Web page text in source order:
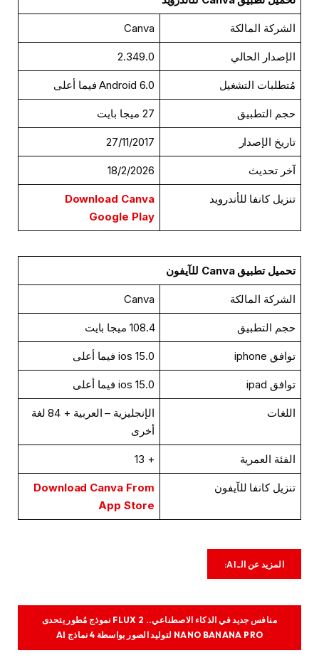
الشركة المالكة Canva
الإصدار الحالي 2.349.0
مُتطلبات التشغيل Android 6.0 فيما أعلى
حجم التطبيق 27 ميجا بايت
تاريخ الإصدار 27/11/2017
آخر تحديث 18/2/2026
تنزيل كانفا للأندرويد
Download Canva
Google Play
تحميل تطبيق Canva للآيفون
الشركة المالكة Canva
حجم التطبيق 108.4 ميجا بايت
توافق iphone ios 15.0 فيما أعلى
توافق ipad ios 15.0 فيما أعلى
اللغات
الإنجليزية – العربية + 84 لغة
أخرى
الفئة العمرية + 13
تنزيل كانفا للآيفون
Download Canva From
App Store
المزيد عن الـ AI:
منافس جديد في الذكاء الاصطناعي.. FLUX 2 نموذج مُطور يتحدى
NANO BANANA PRO لتوليد الصور بواسطة 4 نماذج AI